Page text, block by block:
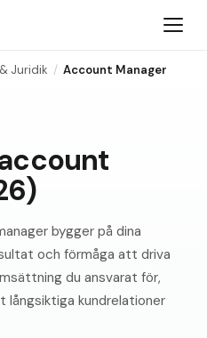
Juridik / Account Manager
bygger på dina
och förmåga att driva
du ansvarat för,
långsiktiga kundrelationer